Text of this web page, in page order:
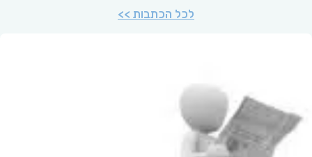
לכל הכתבות >>